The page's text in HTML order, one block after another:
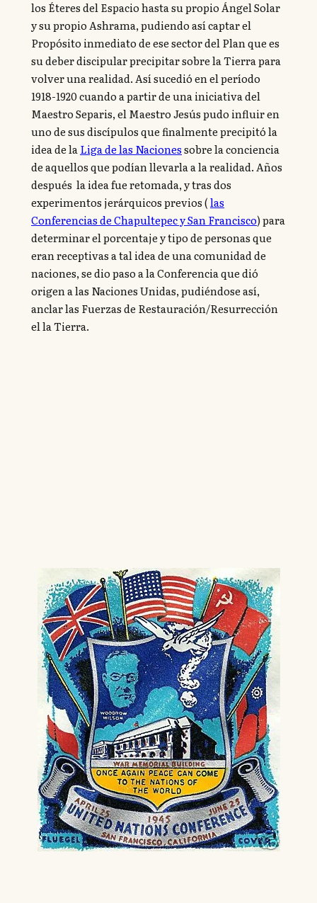
los Éteres del Espacio hasta su propio Ángel Solar
y su propio Ashrama, pudiendo así captar el
Propósito inmediato de ese sector del Plan que es
su deber discipular precipitar sobre la Tierra para
volver una realidad. Así sucedió en el período
1918-1920 cuando a partir de una iniciativa del
Maestro Separis, el Maestro Jesús pudo influir en
uno de sus discípulos que finalmente precipitó la
idea de la Liga de las Nacionessobre la conciencia
de aquellos que podían llevarla a la realidad. Años
después la idea fue retomada, y tras dos
experimentos jerárquicos previos (las
Conferencias de Chapultepec y San Francisco) para
determinar el porcentaje y tipo de personas que
eran receptivas a tal idea de una comunidad de
naciones, se dio paso a la Conferencia que dió
origen a las Naciones Unidas, pudiéndose así,
anclar las Fuerzas de Restauración/Resurrección
el la Tierra.